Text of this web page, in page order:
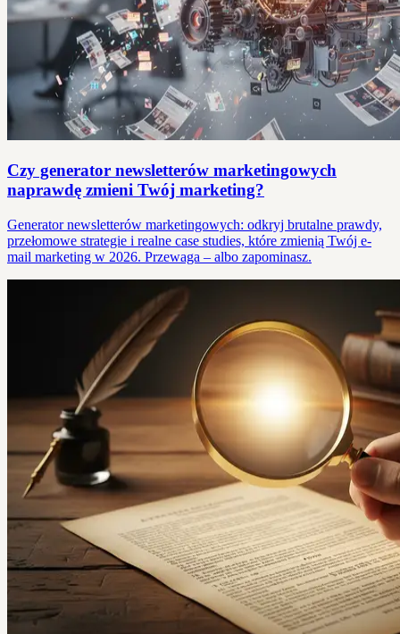
Czy generator newsletterów marketingowych
naprawdę zmieni Twój marketing?
Generator newsletterów marketingowych: odkryj brutalne prawdy,
przełomowe strategie i realne case studies, które zmienią Twój e-
mail marketing w 2026. Przewaga – albo zapominasz.